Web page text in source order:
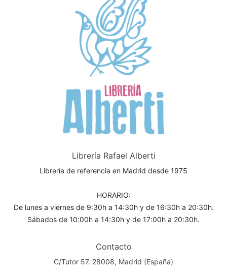
Librería Rafael Alberti
Librería de referencia en Madrid desde 1975
HORARIO:
De lunes a viernes de 9:30h a 14:30h y de 16:30h a 20:30h.
Sábados de 10:00h a 14:30h y de 17:00h a 20:30h.
Contacto
C/Tutor 57. 28008, Madrid (España)